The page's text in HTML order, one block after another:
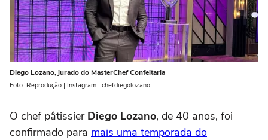
Diego Lozano, jurado do MasterChef Confeitaria
Foto: Reprodução | Instagram | chefdiegolozano
O chef pâtissier Diego Lozano, de 40 anos, foi
confirmado para mais uma temporada do